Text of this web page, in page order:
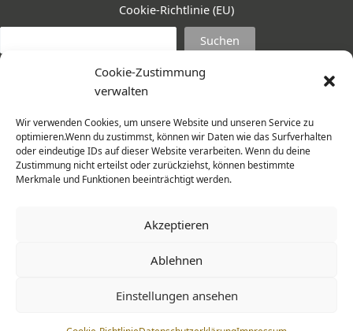
Cookie-Zustimmung
verwalten
Wir verwenden Cookies, um unsere Website und unseren Service zu
optimieren.Wenn du zustimmst, können wir Daten wie das Surfverhalten
oder eindeutige IDs auf dieser Website verarbeiten. Wenn du deine
Zustimmung nicht erteilst oder zurückziehst, können bestimmte
Merkmale und Funktionen beeinträchtigt werden.
Akzeptieren
Ablehnen
Einstellungen ansehen
Cookie-Richtlinie (EU)
Suchen
www.cohowe.de